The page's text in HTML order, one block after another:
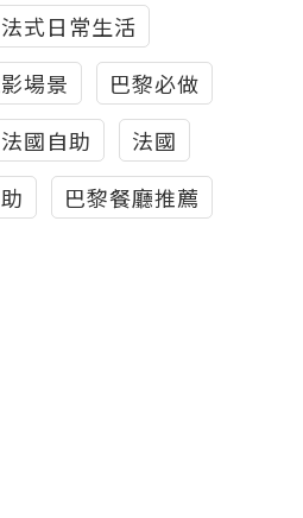
法式日常生活
場景
巴黎必做
法國自助
法國
巴黎餐廳推薦